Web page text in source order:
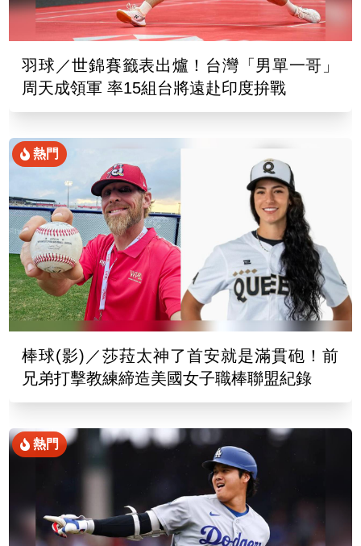
羽球／世錦賽籤表出爐！台灣「男單一哥」
周天成領軍 率15組台將遠赴印度拚戰
熱門
棒球(影)／莎菈太神了首安就是滿貫砲！前
兄弟打擊教練締造美國女子職棒聯盟紀錄
熱門